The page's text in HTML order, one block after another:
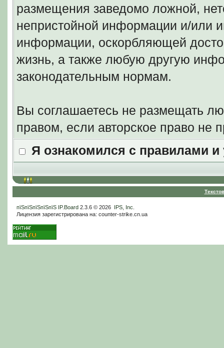
размещения заведомо ложной,
непристойной информации и/или
информации, оскорбляющей
жизнь, а также любую другую
законодательным нормам.
Вы соглашаетесь не размещать
правом, если авторское право
Я ознакомился с правилами
пїЅпїЅпїЅпїЅпїЅ IP.Board2.3.6 © 2026 IPS, Inc
Лицензия зарегистрирована на: counter-strike.cn.ua